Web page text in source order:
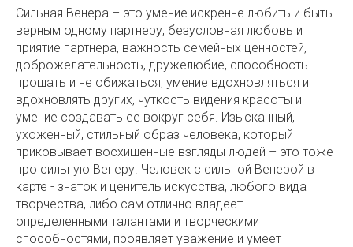
Сильная Венера – это умение искренне любить и быть
верным одному партнеру, безусловная любовь и
приятие партнера, важность семейных ценностей,
доброжелательность, дружелюбие, способность
прощать и не обижаться, умение вдохновляться и
вдохновлять других, чуткость видения красоты и
умение создавать ее вокруг себя. Изысканный,
ухоженный, стильный образ человека, который
приковывает восхищенные взгляды людей – это тоже
про сильную Венеру. Человек с сильной Венерой в
карте - знаток и ценитель искусства, любого вида
творчества, либо сам отлично владеет
определенными талантами и творческими
способностями, проявляет уважение и умеет